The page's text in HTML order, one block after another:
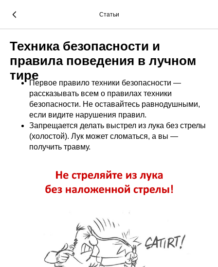
Статьи
Техника безопасности и
правила поведения в лучном
тире
Первое правило техники безопасности —
рассказывать всем о правилах техники
безопасности. Не оставайтесь равнодушными,
если видите нарушения правил.
Запрещается делать выстрел из лука без стрелы
(холостой). Лук может сломаться, а вы —
получить травму.